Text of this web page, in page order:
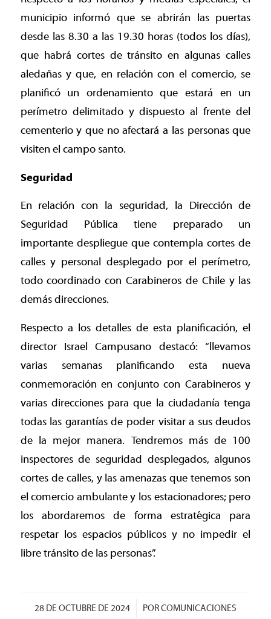
municipio informó que se abrirán las puertas
desde las 8.30 a las 19.30 horas (todos los días),
que habrá cortes de tránsito en algunas calles
aledañas y que, en relación con el comercio, se
planificó un ordenamiento que estará en un
perímetro delimitado y dispuesto al frente del
cementerio y que no afectará a las personas que
visiten el campo santo.
Seguridad
En relación con la seguridad, la Dirección de
Seguridad Pública tiene preparado un
importante despliegue que contempla cortes de
calles y personal desplegado por el perímetro,
todo coordinado con Carabineros de Chile y las
demás direcciones.
Respecto a los detalles de esta planificación, el
director Israel Campusano destacó: “llevamos
varias semanas planificando esta nueva
conmemoración en conjunto con Carabineros y
varias direcciones para que la ciudadanía tenga
todas las garantías de poder visitar a sus deudos
de la mejor manera. Tendremos más de 100
inspectores de seguridad desplegados, algunos
cortes de calles, y las amenazas que tenemos son
el comercio ambulante y los estacionadores; pero
los abordaremos de forma estratégica para
respetar los espacios públicos y no impedir el
libre tránsito de las personas”.
28 DE OCTUBRE DE 2024
/ PORCOMUNICACIONES